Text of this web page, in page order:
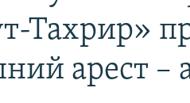
Тахрир»
арест –